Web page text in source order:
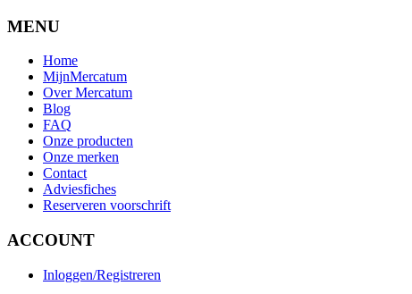
MENU
Home
MijnMercatum
Over Mercatum
Blog
FAQ
Onze producten
Onze merken
Contact
Adviesfiches
Reserveren voorschrift
ACCOUNT
Inloggen/Registreren